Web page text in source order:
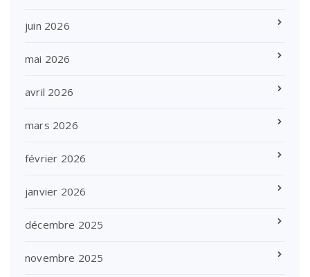
juin 2026
mai 2026
avril 2026
mars 2026
février 2026
janvier 2026
décembre 2025
novembre 2025